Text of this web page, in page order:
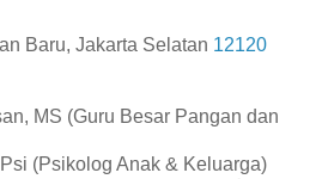
Baru, Jakarta Selatan 12120
MS (Guru Besar Pangan dan
(Psikolog Anak & Keluarga)